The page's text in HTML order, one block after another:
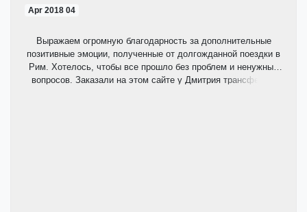
04 Apr 2018
Выражаем огромную благодарность за дополнительные
позитивные эмоции, полученные от долгожданной поездки в
Рим. Хотелось, чтобы все прошло без проблем и ненужных
вопросов. Заказали на этом сайте у Дмитрия трансфер по